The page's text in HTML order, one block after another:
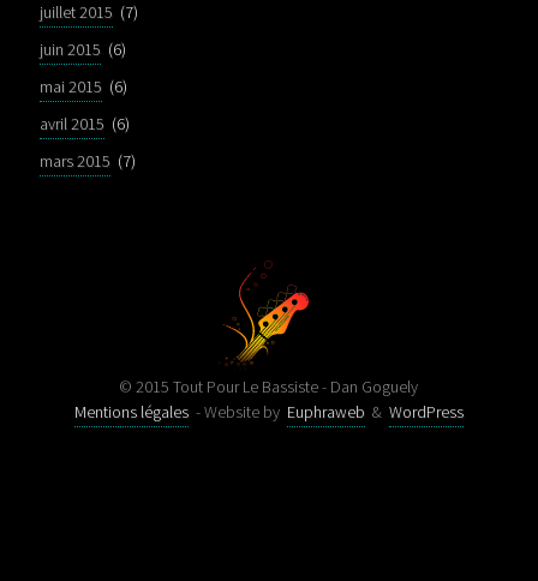
juillet 2015 (7)
juin 2015 (6)
mai 2015 (6)
avril 2015 (6)
mars 2015 (7)
© 2015 Tout Pour Le Bassiste - Dan Goguely
Mentions légales - Website by Euphraweb & WordPress